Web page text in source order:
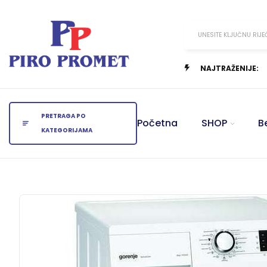
UNESITE KLJUČNU
NAJTRAŽENIJE:
PRETRAGA PO
KATEGORIJAMA
Početna SHOP